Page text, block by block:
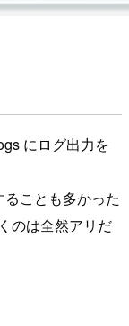
にログ出力を
ことも多かった
のは全然アリだ